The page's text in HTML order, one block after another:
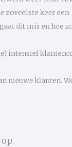
zoveelste keer een
dit mis en hoe
intensief
nieuwe klanten.